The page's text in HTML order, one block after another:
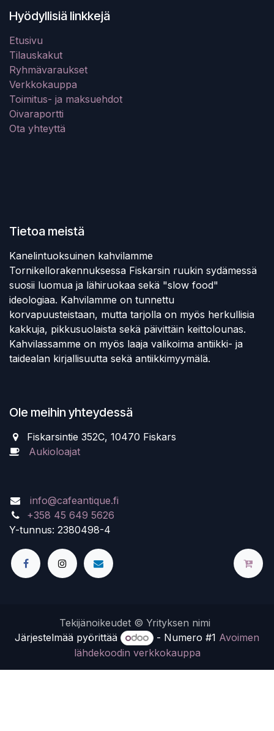
Hyödyllisiä linkkejä
Etusivu
Tilauskakut
Ryhmävaraukset
Verkkokauppa
Toimitus- ja maksuehdot
Oivaraportti
Ota yhteyttä
Tietoa meistä
Kanelintuoksuinen kahvilamme
Tornikellorakennuksessa Fiskarsin ruukin sydämessä
suosii luomua ja lähiruokaa sekä "slow food"
ideologiaa. Kahvilamme on tunnettu
korvapuusteistaan, mutta tarjolla on myös herkullisia
kakkuja, pikkusuolaista sekä päivittäin keittolounas.
Kahvilassamme on myös laaja valikoima antiikki- ja
taidealan kirjallisuutta sekä antiikkimyymälä.
Ole meihin yhteydessä
Fiskarsintie 352C, 10470 Fiskars
Aukioloajat
info@cafeantique.fi
+358 45 649 5626
Y-tunnus: 2380498-4
Tekijänoikeudet © Yrityksen nimi
Järjestelmää pyörittää
- Numero #1 Avoimen
lähdekoodin verkkokauppa